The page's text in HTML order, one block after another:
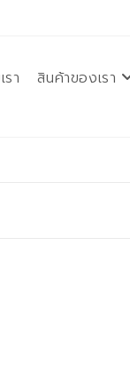
า สินค้าของเรา